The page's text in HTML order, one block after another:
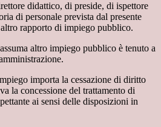
didattico, di preside, di ispettore
di personale prevista dal presente
rapporto di impiego pubblico.
altro impiego pubblico è tenuto a
importa la cessazione di diritto
la concessione del trattamento di
ai sensi delle disposizioni in